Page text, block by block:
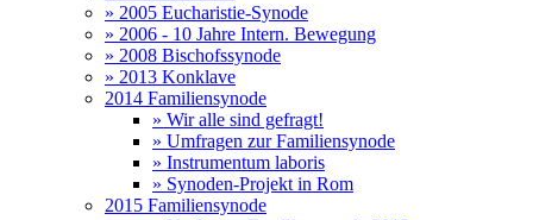
» 2005 Eucharistie-Synode
» 2006 - 10 Jahre Intern. Bewegung
» 2008 Bischofssynode
» 2013 Konklave
2014 Familiensynode
» Wir alle sind gefragt!
» Umfragen zur Familiensynode
» Instrumentum laboris
» Synoden-Projekt in Rom
2015 Familiensynode